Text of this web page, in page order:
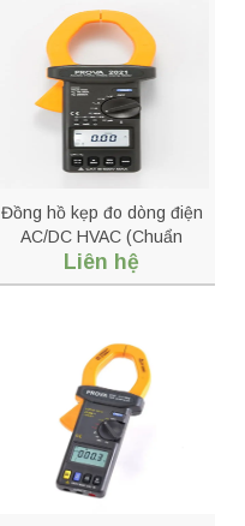
Đồng hồ kẹp đo dòng điện
AC/DC HVAC (Chuẩn
RMS) Model: PROVA 2021
Liên hệ